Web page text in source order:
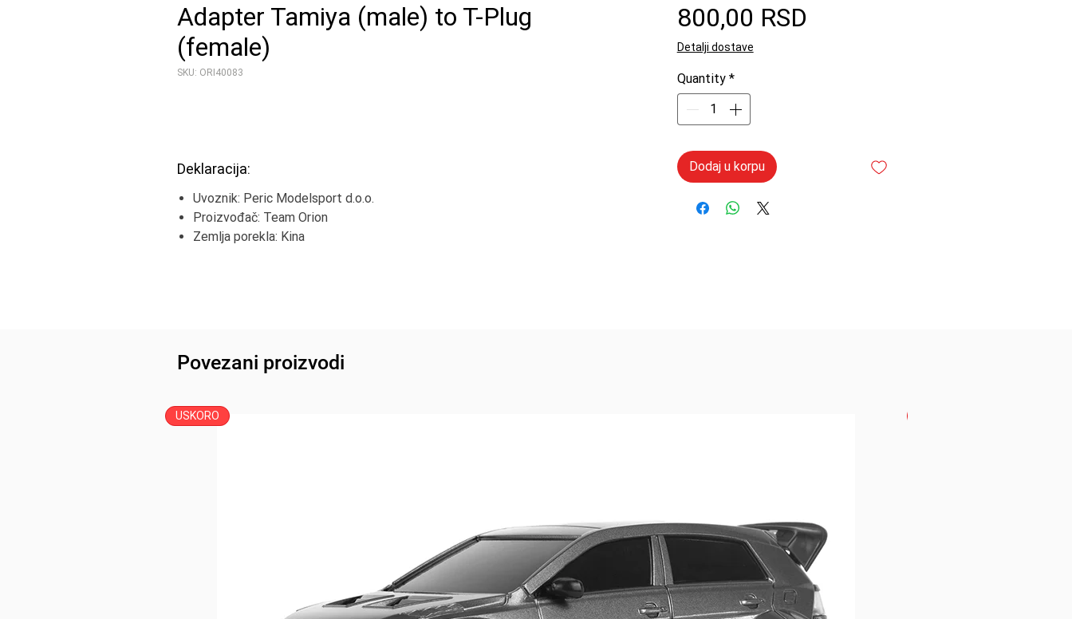
Adapter Tamiya (male) to T-Plug
(female)
SKU: ORI40083
Deklaracija:
Uvoznik: Peric Modelsport d.o.o.
Proizvođač: Team Orion
Zemlja porekla: Kina
800,00 RSD
Detalji dostave
Quantity *
Dodaj u korpu
Povezani proizvodi
USKORO